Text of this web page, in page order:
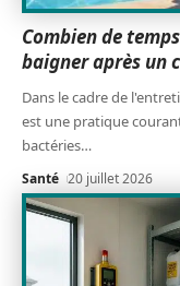
Combien de
baigner après un
Dans le cadre de
est une pratique
bactéries…
Santé 20 juillet 2026